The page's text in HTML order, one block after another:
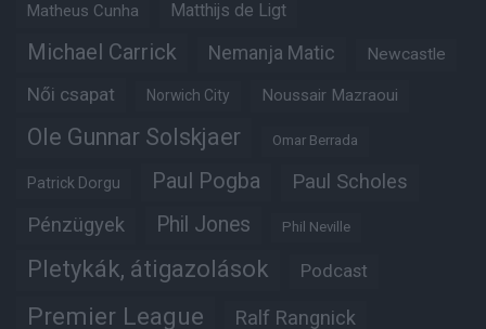
Matheus Cunha Matthijs de Ligt
Michael Carrick Nemanja Matic Newcastle
Női csapat Norwich City Noussair Mazraoui
Ole Gunnar Solskjaer Omar Berrada
Patrick Dorgu Paul Pogba Paul Scholes
Pénzügyek Phil Jones Phil Neville
Pletykák, átigazolások Podcast
Premier League Ralf Rangnick